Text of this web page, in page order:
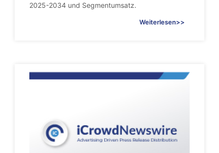
2025-2034 und Segmentumsatz.
Weiterlesen>>